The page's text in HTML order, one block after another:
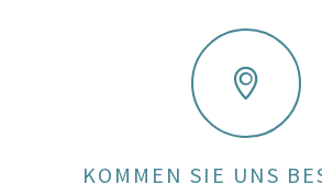
KOMMEN SIE UNS